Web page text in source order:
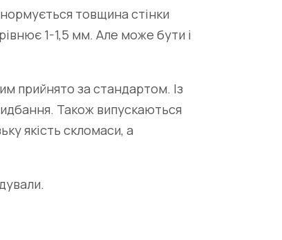
товщина стінки
1-1,5 мм. Але може бути і
прийнято за стандартом. Із
Також випускаються
якість скломаси, а